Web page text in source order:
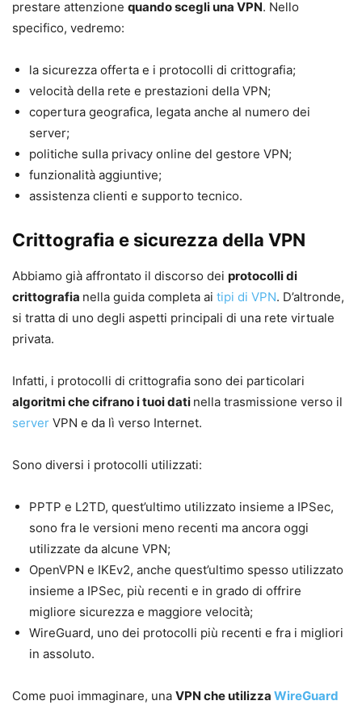
prestare attenzione quando scegli una VPN. Nello
specifico, vedremo:
la sicurezza offerta e i protocolli di crittografia;
velocità della rete e prestazioni della VPN;
copertura geografica, legata anche al numero dei
server;
politiche sulla privacy online del gestore VPN;
funzionalità aggiuntive;
assistenza clienti e supporto tecnico.
Crittografia e sicurezza della VPN
Abbiamo già affrontato il discorso dei protocolli di
crittografia nella guida completa ai tipi di VPN. D’altronde,
si tratta di uno degli aspetti principali di una rete virtuale
privata.
Infatti, i protocolli di crittografia sono dei particolari
algoritmi che cifrano i tuoi dati nella trasmissione verso il
server VPN e da lì verso Internet.
Sono diversi i protocolli utilizzati:
PPTP e L2TD, quest’ultimo utilizzato insieme a IPSec,
sono fra le versioni meno recenti ma ancora oggi
utilizzate da alcune VPN;
OpenVPN e IKEv2, anche quest’ultimo spesso utilizzato
insieme a IPSec, più recenti e in grado di offrire
migliore sicurezza e maggiore velocità;
WireGuard, uno dei protocolli più recenti e fra i migliori
in assoluto.
Come puoi immaginare, una VPN che utilizza WireGuard